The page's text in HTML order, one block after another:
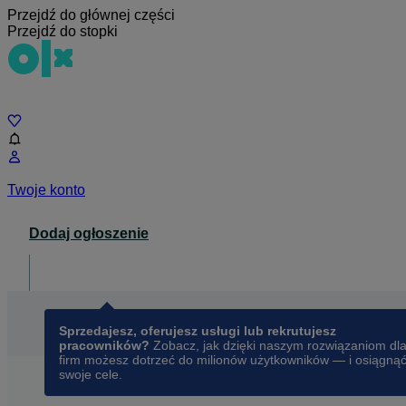
Przejdź do głównej części
Przejdź do stopki
Twoje konto
Dodaj ogłoszenie
Sprzedajesz, oferujesz usługi lub rekrutujesz
pracowników? Zobacz, jak dzięki naszym rozwiązaniom dla
firm możesz dotrzeć do milionów użytkowników — i osiągnąć
swoje cele.